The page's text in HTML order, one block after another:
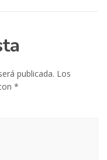
publicada. Los
*